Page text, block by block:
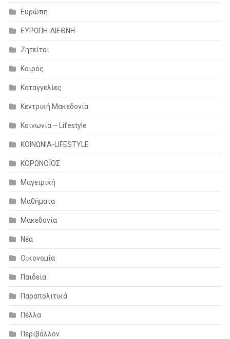
Ευρώπη
ΕΥΡΩΠΗ-ΔΙΕΘΝΗ
Ζητείται
Καιρός
Καταγγελίες
Κεντρική Μακεδονία
Κοινωνία – Lifestyle
ΚΟΙΝΩΝΙΑ-LIFESTYLE
ΚΟΡΩΝΟΪΟΣ
Μαγειρική
Μαθήματα
Μακεδονία
Νέα
Οικονομία
Παιδεία
Παραπολιτικά
Πέλλα
Περιβάλλον